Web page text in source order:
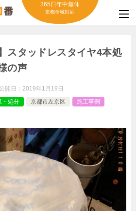
365日年中無休
京都全域対応
スタッドレスタイヤ4本処
の声
開日： 2019年1月19日
・処分 京都市左京区 施工事例